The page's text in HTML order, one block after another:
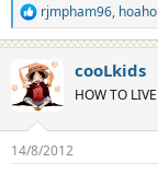
R
e
a
c
t
i
s
rjmpham96,
cooLkids
HOW TO LIVE
14/8/2012